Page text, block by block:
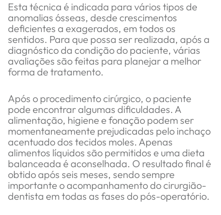
Esta técnica é indicada para vários tipos de
anomalias ósseas, desde crescimentos
deficientes a exagerados, em todos os
sentidos. Para que possa ser realizada, após a
diagnóstico da condição do paciente, várias
avaliações são feitas para planejar a melhor
forma de tratamento.
Após o procedimento cirúrgico, o paciente
pode encontrar algumas dificuldades. A
alimentação, higiene e fonação podem ser
momentaneamente prejudicadas pelo inchaço
acentuado dos tecidos moles. Apenas
alimentos líquidos são permitidos e uma dieta
balanceada é aconselhada. O resultado final é
obtido após seis meses, sendo sempre
importante o acompanhamento do cirurgião-
dentista em todas as fases do pós-operatório.